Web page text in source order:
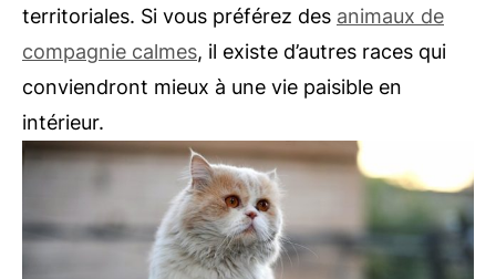
territoriales. Si vous préférez des animaux de
compagnie calmes, il existe d’autres races qui
conviendront mieux à une vie paisible en
intérieur.